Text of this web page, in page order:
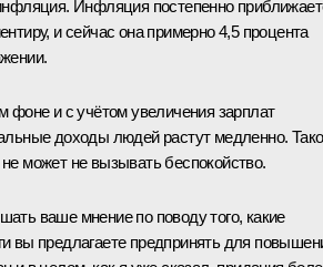
Инфляция постепенно
и сейчас она примерно 4,5 процента
фоне и с учётом увеличения зарплат
доходы людей растут медленно.
может не вызывать беспокойство.
ваше мнение по поводу того, какие
вы предлагаете предпринять для